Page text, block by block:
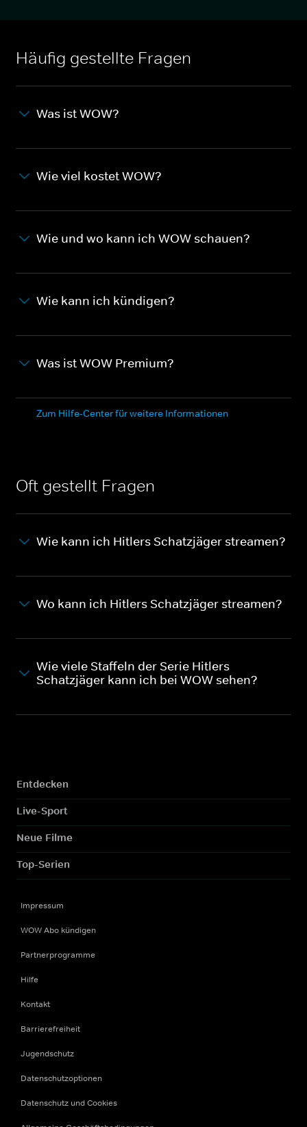
Häufig gestellte Fragen
Was ist WOW?
Wie viel kostet WOW?
Wie und wo kann ich WOW schauen?
Wie kann ich kündigen?
Was ist WOW Premium?
Zum Hilfe-Center für weitere Informationen
Oft gestellt Fragen
Wie kann ich Hitlers Schatzjäger streamen?
Wo kann ich Hitlers Schatzjäger streamen?
Wie viele Staffeln der Serie Hitlers
Schatzjäger kann ich bei WOW sehen?
Entdecken
Live-Sport
Neue Filme
Top-Serien
Impressum
WOW Abo kündigen
Partnerprogramme
Hilfe
Kontakt
Barrierefreiheit
Jugendschutz
Datenschutzoptionen
Datenschutz und Cookies